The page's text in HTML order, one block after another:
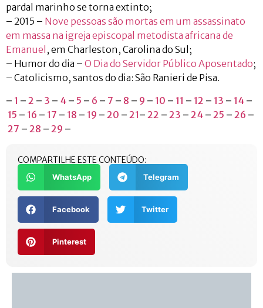
pardal marinho se torna extinto;
– 2015 – Nove pessoas são mortas em um assassinato
em massa na igreja episcopal metodista africana de
Emanuel , em Charleston, Carolina do Sul;
– Humor do dia – O Dia do Servidor Público Aposentado;
– Catolicismo, santos do dia: São Ranieri de Pisa.
– 1 – 2 – 3 – 4 – 5 – 6 – 7 – 8 – 9 – 10 – 11 – 12 – 13 – 14 –
15 – 16 – 17 – 18 – 19 – 20 – 21– 22 – 23 – 24 – 25 – 26 –
27 – 28 – 29 –
COMPARTILHE ESTE CONTEÚDO:
WhatsApp Telegram
Facebook Twitter
Pinterest